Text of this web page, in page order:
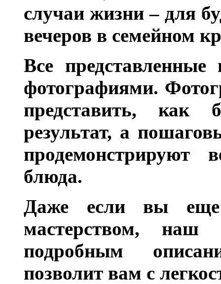
случаи жизни – для
вечеров в семейном
Все
фотографиями.
представить, как
результат, а
продемонстрируют
блюда.
Даже если вы еще
мастерством,
подробным
позволит вам с